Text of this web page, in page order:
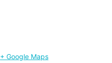
+ Google Maps